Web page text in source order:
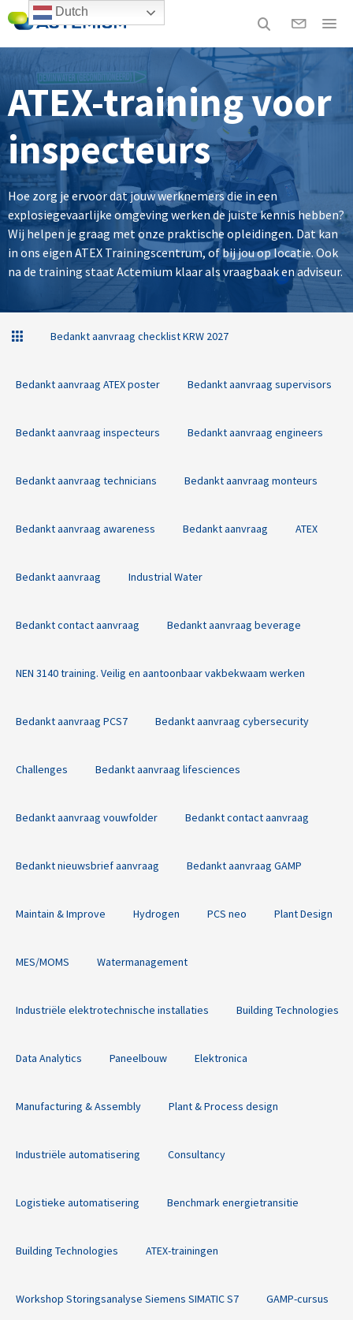
ATEX-training voor
inspecteurs
Hoe zorg je ervoor dat jouw werknemers die in een
explosiegevaarlijke omgeving werken de juiste kennis hebben?
Wij helpen je graag met onze praktische opleidingen. Dat kan
in ons eigen ATEX Trainingscentrum, of bij jou op locatie. Ook
na de training staat Actemium klaar als vraagbaak en adviseur.
Bedankt aanvraag checklist KRW 2027
Bedankt aanvraag ATEX poster Bedankt aanvraag supervisors
Bedankt aanvraag inspecteurs Bedankt aanvraag engineers
Bedankt aanvraag technicians Bedankt aanvraag monteurs
Bedankt aanvraag awareness Bedankt aanvraag ATEX
Bedankt aanvraag Industrial Water
Bedankt contact aanvraag Bedankt aanvraag beverage
NEN 3140 training. Veilig en aantoonbaar vakbekwaam werken
Bedankt aanvraag PCS7 Bedankt aanvraag cybersecurity
Challenges Bedankt aanvraag lifesciences
Bedankt aanvraag vouwfolder Bedankt contact aanvraag
Bedankt nieuwsbrief aanvraag Bedankt aanvraag GAMP
Maintain & Improve Hydrogen PCS neo Plant Design
MES/MOMS Watermanagement
Industriële elektrotechnische installaties Building Technologies
Data Analytics Paneelbouw Elektronica
Manufacturing & Assembly Plant & Process design
Industriële automatisering Consultancy
Logistieke automatisering Benchmark energietransitie
Building Technologies ATEX-trainingen
Workshop Storingsanalyse Siemens SIMATIC S7 GAMP-cursus
Dutch